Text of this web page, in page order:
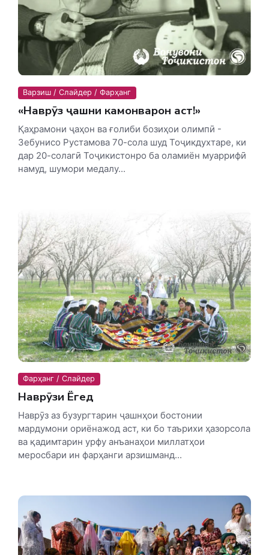
Варзиш / Слайдер / Фарҳанг
«Наврӯз ҷашни камонварон аст!»
Қаҳрамони ҷаҳон ва ғолиби бозиҳои олимпӣ -
Зебунисо Рустамова 70-сола шуд Тоҷикдухтаре, ки
дар 20-солагӣ Тоҷикистонро ба оламиён муаррифӣ
намуд, шумори медалу...
Фарҳанг / Слайдер
Наврӯзи Ёгед
Наврӯз аз бузургтарин ҷашнҳои бостонии
мардумони ориёнажод аст, ки бо таърихи ҳазорсола
ва қадимтарин урфу анъанаҳои миллатҳои
меросбари ин фарҳанги арзишманд...